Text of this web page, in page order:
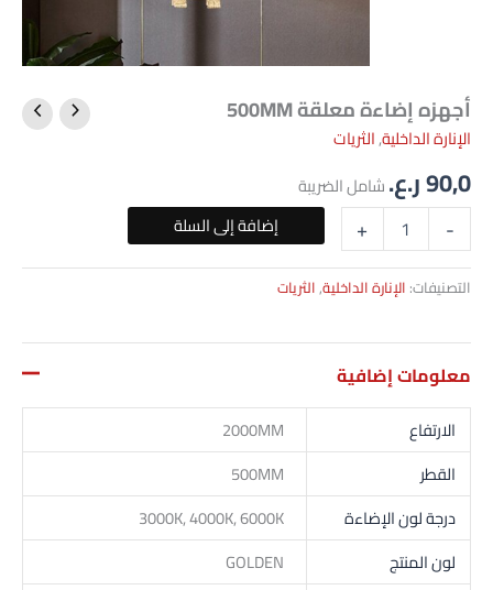
أجهزه إضاءة معلقة 500MM
الإنارة الداخلية,الثريات
90,0ر.ع.شامل الضريبة
-
كمية
أجهزه
إضاءة
معلقة
500MM
+ إضافة إلى السلة
التصنيفات: الإنارة الداخلية,الثريات
معلومات إضافية
الارتفاع
2000MM
القطر
500MM
درجة لون الإضاءة
3000K, 4000K, 6000K
لون المنتج
GOLDEN